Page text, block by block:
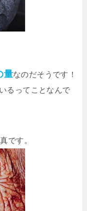
量なのだそうです！
るってことなんで
です。